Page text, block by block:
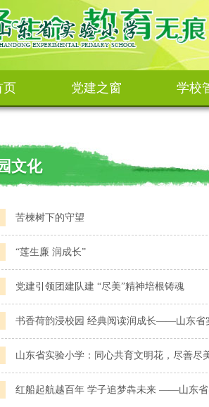
页 党建之窗 学校
文化
苦楝树下的守望
“莲生廉 润成长”
党建引领团建队建 “尽美”精神培根铸魂
书香荷韵浸校园 经典阅读润成长——山东省
山东省实验小学：同心共育文明花，尽善尽
红船起航越百年 学子追梦犇未来 ——山东